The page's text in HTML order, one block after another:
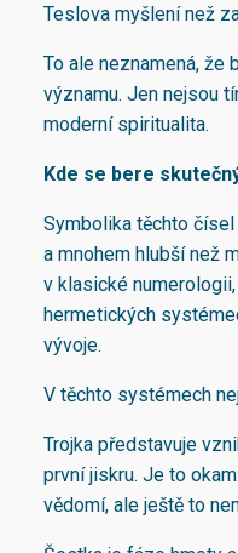
Teslova myšlení než
To ale neznamená, že
významu. Jen nejsou
moderní spiritualita.
Kde se bere
Symbolika těchto
a mnohem hlubší než
v klasické
hermetických
vývoje.
V těchto systémech
Trojka představuje
první jiskru. Je to
vědomí, ale ještě to